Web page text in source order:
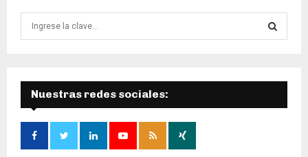
d
a
e
Ú
S
Nuestras redes sociales: